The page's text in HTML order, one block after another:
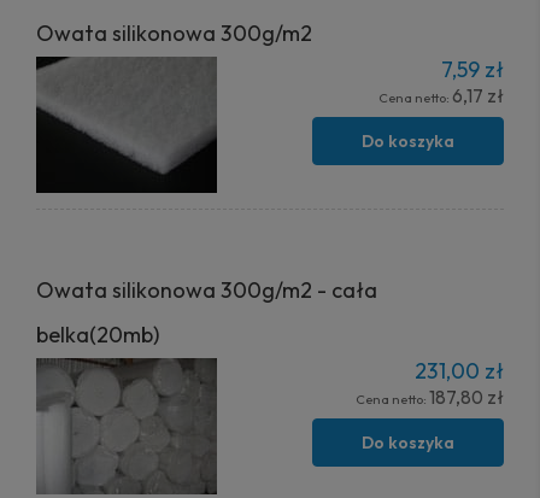
Owata silikonowa 300g/m2
7,59 zł
Cena netto: 6,17 zł
Do koszyka
Owata silikonowa 300g/m2 - cała
belka(20mb)
231,00 zł
Cena netto: 187,80 zł
Do koszyka